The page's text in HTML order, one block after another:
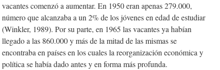
vacantes comenzó a aumentar. En 1950 eran apenas 279.000,
número que alcanzaba a un 2% de los jóvenes en edad de estudiar
(Winkler, 1989). Por su parte, en 1965 las vacantes ya habían
llegado a las 860.000 y más de la mitad de las mismas se
encontraba en países en los cuales la reorganización económica y
política se había dado antes y en forma más profunda.